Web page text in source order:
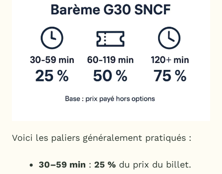
Voici les paliers généralement pratiqués :
30–59 min : 25 % du prix du billet.